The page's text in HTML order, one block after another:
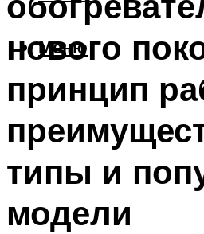
Меню
нового
принцип
типы и
модели